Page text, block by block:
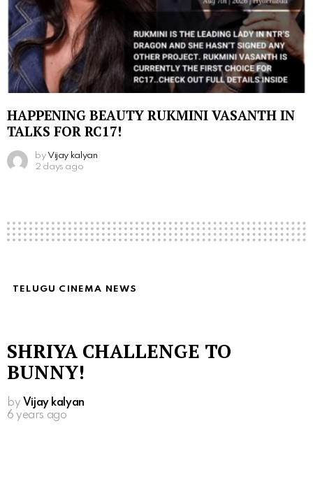
HAPPENING BEAUTY RUKMINI VASANTH IN
TALKS FOR RC17!
by Vijay kalyan
2 days ago
TELUGU CINEMA NEWS
SHRIYA CHALLENGE TO
BUNNY!
by Vijay kalyan
6 years ago